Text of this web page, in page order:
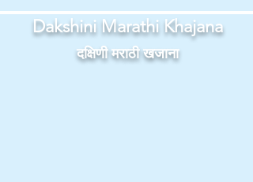
Dakshini Marathi Khajana
दक्षिणी मराठी खजाना